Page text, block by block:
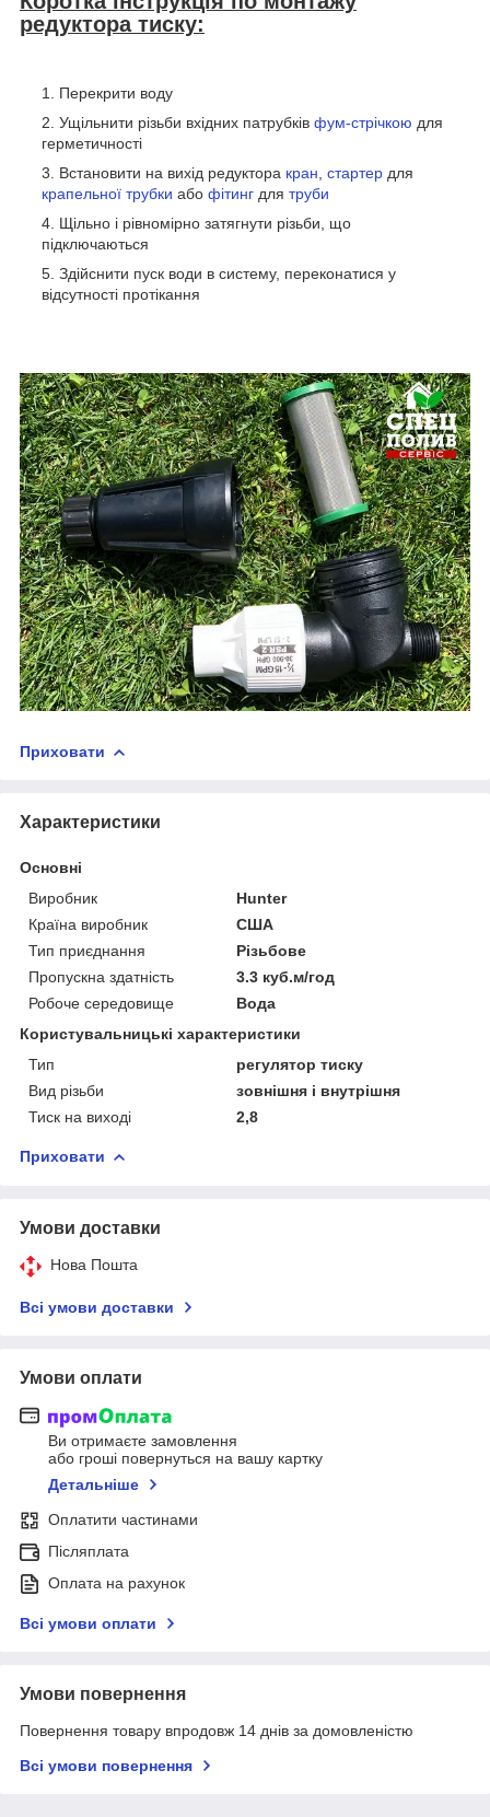
редуктора тиску:
Перекрити воду
Ущільнити різьби вхідних патрубків фум-стрічкою для
герметичності
Встановити на вихід редуктора кран стартер для
крапельної трубки або фітинг для труби
Щільно і рівномірно затягнути різьби, що
підключаються
Здійснити пуск води в систему, переконатися у
відсутності протікання
Приховати
Характеристики
Основні
Виробник
Hunter
Країна виробник
США
Тип приєднання
Різьбове
Пропускна здатність
3.3 куб.м/год
Робоче середовище
Вода
Користувальницькі характеристики
Тип
регулятор тиску
Вид різьби
зовнішня і внутрішня
Тиск на виході
2,8
Приховати
Умови доставки
Нова Пошта
Всі умови доставки
Умови оплати
Ви отримаєте замовлення
або гроші повернуться на вашу картку
Детальніше
Оплатити частинами
Післяплата
Оплата на рахунок
Всі умови оплати
Умови повернення
Повернення товару впродовж 14 днів за домовленістю
Всі умови повернення